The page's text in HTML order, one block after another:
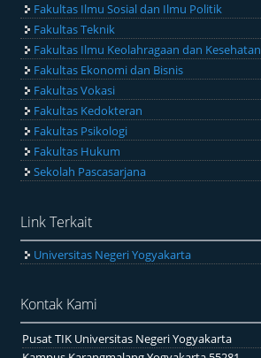
Fakultas Ilmu Sosial dan Ilmu Politik
Fakultas Teknik
Fakultas Ilmu Keolahragaan dan Kesehatan
Fakultas Ekonomi dan Bisnis
Fakultas Vokasi
Fakultas Kedokteran
Fakultas Psikologi
Fakultas Hukum
Sekolah Pascasarjana
Link Terkait
Universitas Negeri Yogyakarta
Kontak Kami
Pusat TIK Universitas Negeri Yogyakarta